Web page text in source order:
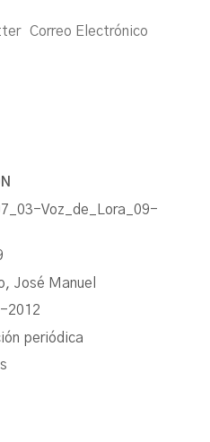
Correo Electrónico
Voz_de_Lora_09-
José Manuel
2012
periódica